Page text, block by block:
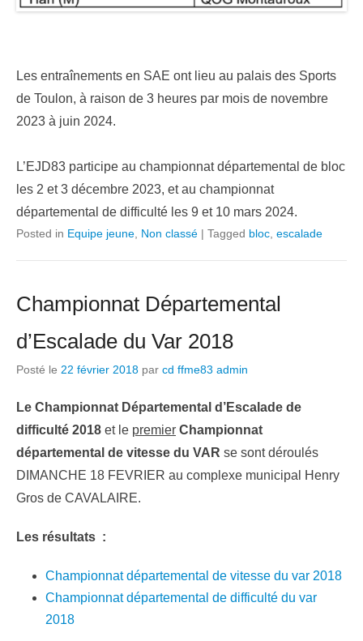
Les entraînements en SAE ont lieu au palais des Sports
de Toulon, à raison de 3 heures par mois de novembre
2023 à juin 2024.
L’EJD83 participe au championnat départemental de bloc
les 2 et 3 décembre 2023, et au championnat
départemental de difficulté les 9 et 10 mars 2024.
Posted in Equipe jeune, Non classé | Tagged bloc, escalade
Championnat Départemental
d’Escalade du Var 2018
Posté le 22 février 2018 par cd ffme83 admin
Le Championnat Départemental d’Escalade de
difficulté 2018 et le premier Championnat
départemental de vitesse du VAR se sont déroulés
DIMANCHE 18 FEVRIER au complexe municipal Henry
Gros de CAVALAIRE.
Les résultats :
Championnat départemental de vitesse du var 2018
Championnat départemental de difficulté du var
2018